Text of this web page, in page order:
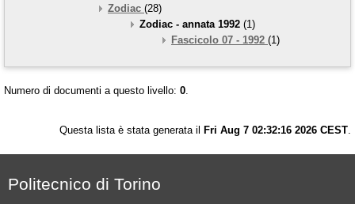
Zodiac (28)
Zodiac - annata 1992 (1)
Fascicolo 07 - 1992 (1)
Numero di documenti a questo livello: 0
Questa lista è stata generata il Fri Aug 7 02:32:16 2026 CEST
Politecnico di Torino